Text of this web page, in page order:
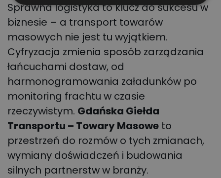
Sprawna logistyka to klucz do sukcesu w
biznesie – a transport towarów
masowych nie jest tu wyjątkiem.
Cyfryzacja zmienia sposób zarządzania
łańcuchami dostaw, od
harmonogramowania załadunków po
monitoring frachtu w czasie
rzeczywistym. Gdańska Giełda
Transportu – Towary Masowe to
przestrzeń do rozmów o tych zmianach,
wymiany doświadczeń i budowania
silnych partnerstw w branży.